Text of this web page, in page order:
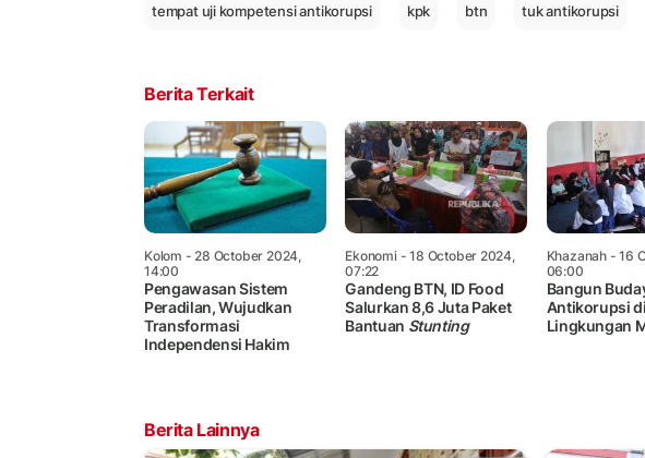
tempat uji kompetensi antikorupsi kpk btn tuk antikorupsi
Berita Terkait
Kolom - 28 October 2024,
14:00
Pengawasan Sistem
Peradilan, Wujudkan
Transformasi
Independensi Hakim
Ekonomi- 18 October 2024,
07:22
Gandeng BTN, ID Food
Salurkan 8,6 Juta Paket
Bantuan Stunting
Khazanah- 16
06:00
Bangun
Antikorupsi di
Lingkungan
Berita Lainnya